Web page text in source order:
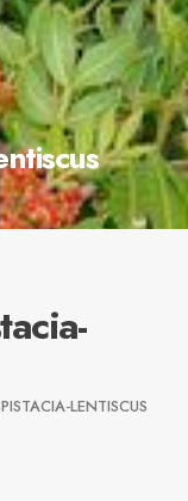
LENTISCUS